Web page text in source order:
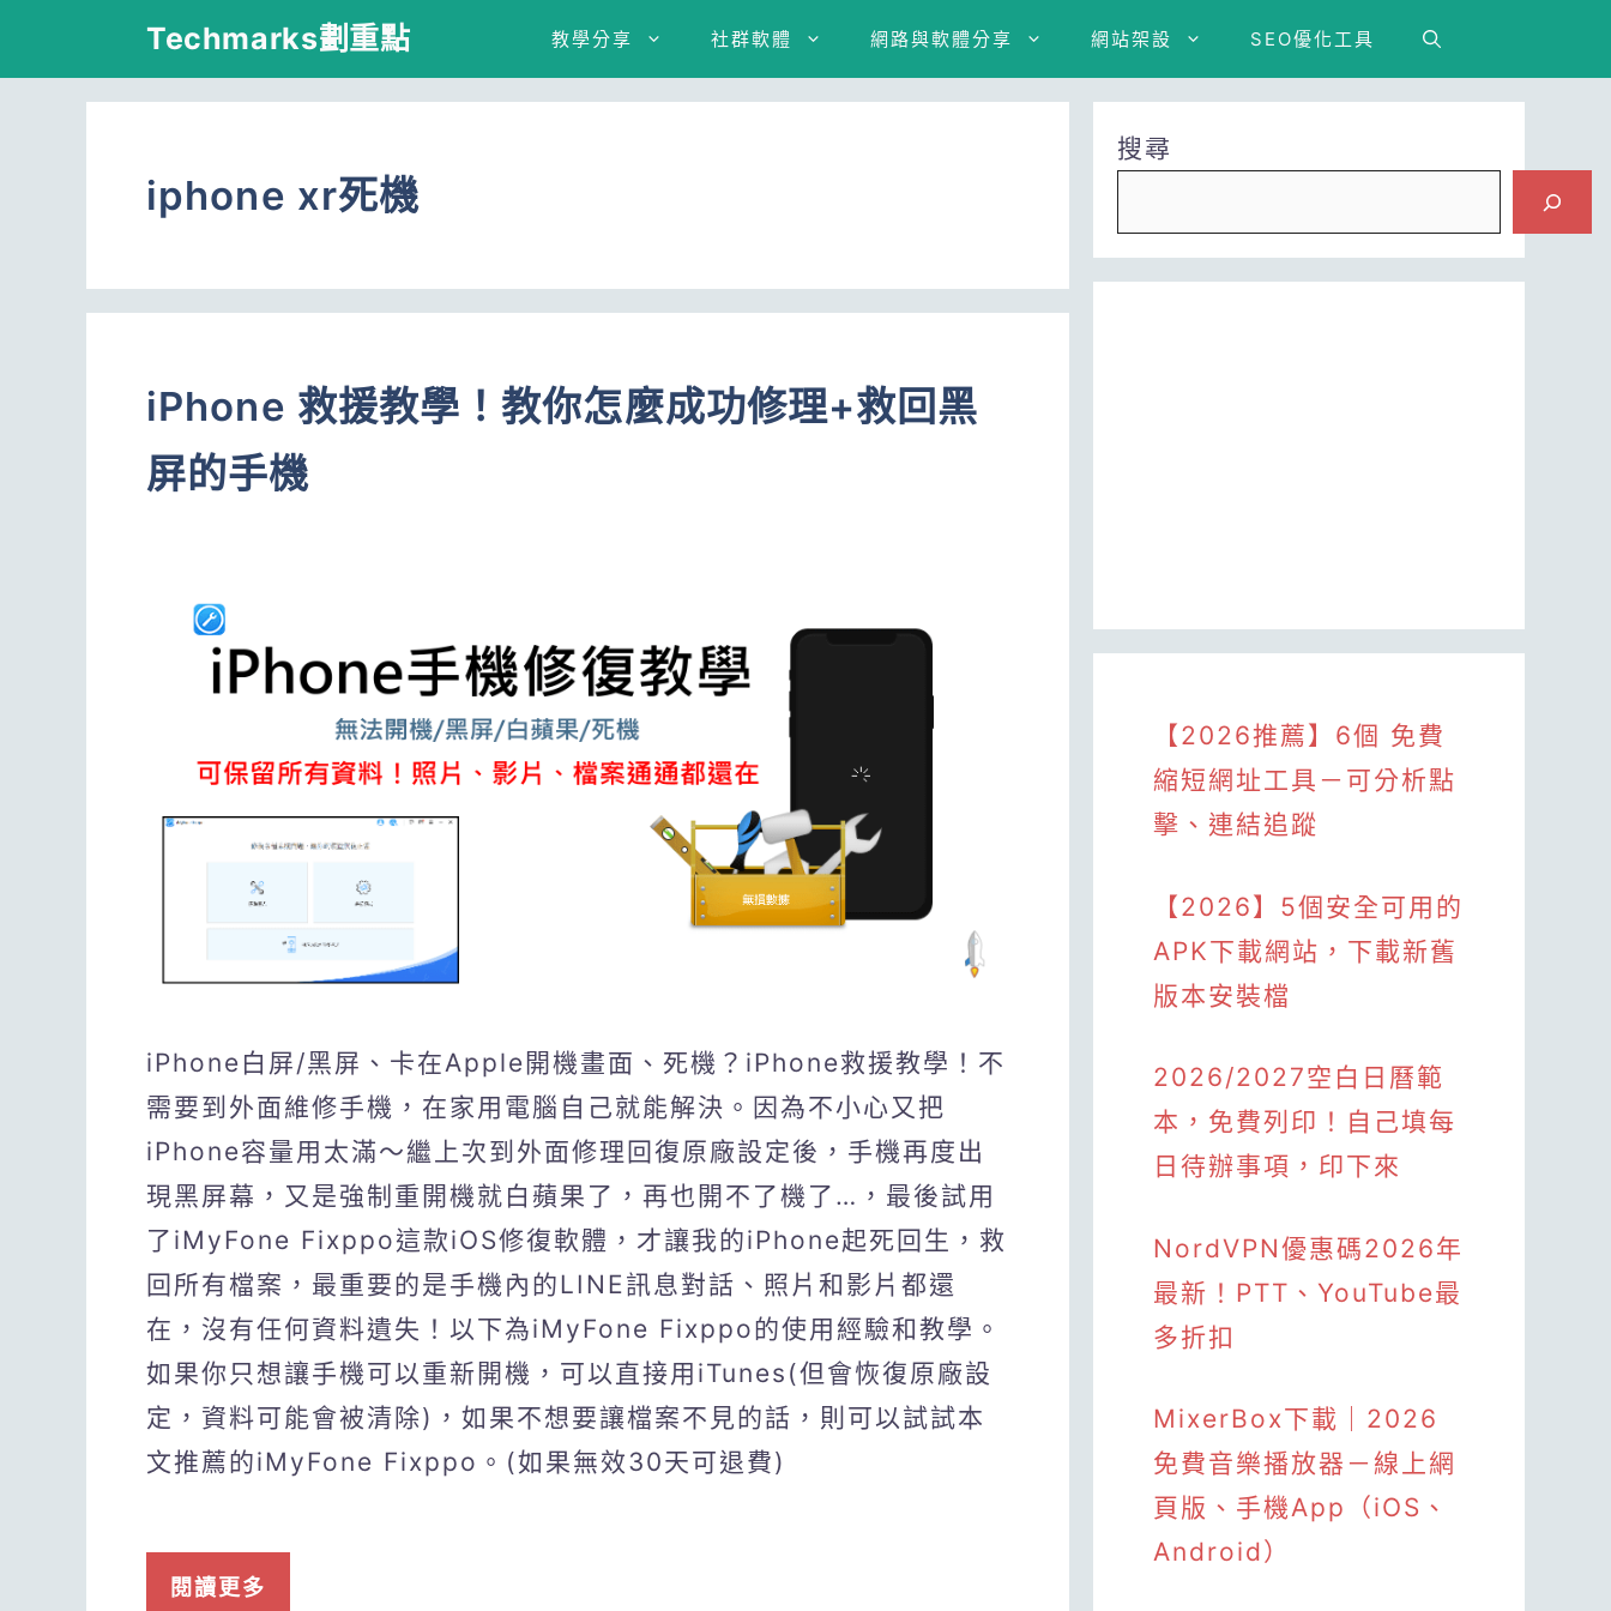
Techmarks劃重點 教學分享 社群軟體 網路與軟體分享 網站架設 SEO優化工具
iphone xr死機
iPhone 救援教學！教你怎麼成功修理+救回黑
屏的手機
iPhone白屏/黑屏、卡在Apple開機畫面、死機？iPhone救援教學！不
需要到外面維修手機，在家用電腦自己就能解決。因為不小心又把
iPhone容量用太滿～繼上次到外面修理回復原廠設定後，手機再度出
現黑屏幕，又是強制重開機就白蘋果了，再也開不了機了…，最後試用
了iMyFone Fixppo這款iOS修復軟體，才讓我的iPhone起死回生，救
回所有檔案，最重要的是手機內的LINE訊息對話、照片和影片都還
在，沒有任何資料遺失！以下為iMyFone Fixppo的使用經驗和教學。
如果你只想讓手機可以重新開機，可以直接用iTunes(但會恢復原廠設
定，資料可能會被清除)，如果不想要讓檔案不見的話，則可以試試本
文推薦的iMyFone Fixppo。(如果無效30天可退費)
閱讀更多
搜尋
【2026推薦】6個 免費
縮短網址工具－可分析點
擊、連結追蹤
【2026】5個安全可用的
APK下載網站，下載新舊
版本安裝檔
2026/2027空白日曆範
本，免費列印！自己填每
日待辦事項，印下來
NordVPN優惠碼2026年
最新！PTT、YouTube最
多折扣
MixerBox下載｜2026
免費音樂播放器－線上網
頁版、手機App（iOS、
Android）